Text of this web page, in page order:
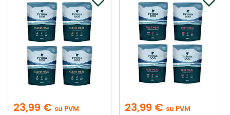
23,99 € su PVM 23,99 € su PVM